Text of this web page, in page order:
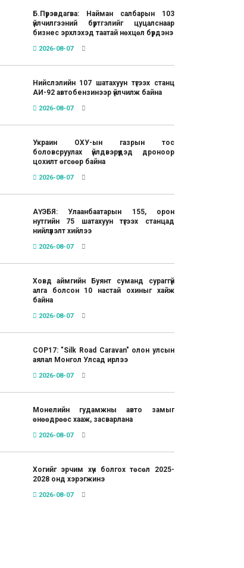
Б.Пүрэвдагва: Найман салбарын 103
үйлчилгээний бүртгэлийг цуцалснаар
бизнес эрхлэхэд таатай нөхцөл бүрдэнэ
2026-08-07
Нийслэлийн 107 шатахуун түгээх станц
АИ-92 автобензинээр үйлчилж байна
2026-08-07
Украин ОХУ-ын газрын тос
боловсруулах үйлдвэрүүдэд дроноор
цохилт өгсөөр байна
2026-08-07
АҮЭБЯ: Улаанбаатарын 155, орон
нутгийн 75 шатахуун түгээх станцад
нийлүүлэлт хийлээ
2026-08-07
Ховд аймгийн Буянт суманд сураггүй
алга болсон 10 настай охиныг хайж
байна
2026-08-07
COP17: "Silk Road Caravan" олон улсын
аялал Монгол Улсад ирлээ
2026-08-07
Монелийн гудамжны авто замыг
өнөөдрөөс хааж, засварлана
2026-08-07
Хогийг эрчим хүч болгох төсөл 2025-
2028 онд хэрэгжинэ
2026-08-07